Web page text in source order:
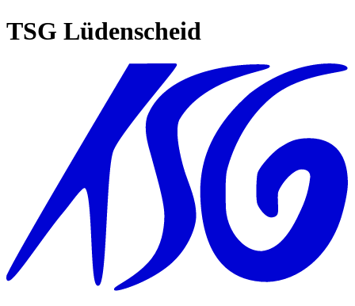
TSG Lüdenscheid